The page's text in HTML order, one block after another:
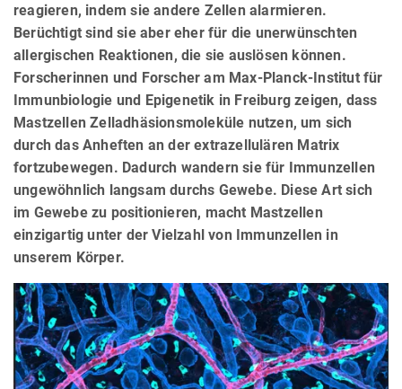
reagieren, indem sie andere Zellen alarmieren.
Berüchtigt sind sie aber eher für die unerwünschten
allergischen Reaktionen, die sie auslösen können.
Forscherinnen und Forscher am Max-Planck-Institut für
Immunbiologie und Epigenetik in Freiburg zeigen, dass
Mastzellen Zelladhäsionsmoleküle nutzen, um sich
durch das Anheften an der extrazellulären Matrix
fortzubewegen. Dadurch wandern sie für Immunzellen
ungewöhnlich langsam durchs Gewebe. Diese Art sich
im Gewebe zu positionieren, macht Mastzellen
einzigartig unter der Vielzahl von Immunzellen in
unserem Körper.